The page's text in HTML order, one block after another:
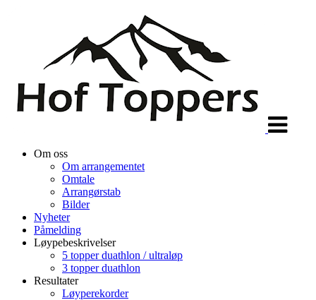
Om oss
Om arrangementet
Omtale
Arrangørstab
Bilder
Nyheter
Påmelding
Løypebeskrivelser
5 topper duathlon / ultraløp
3 topper duathlon
Resultater
Løyperekorder